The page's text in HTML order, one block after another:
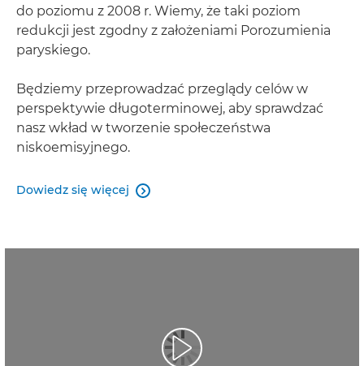
do poziomu z 2008 r. Wiemy, że taki poziom
redukcji jest zgodny z założeniami Porozumienia
paryskiego.
Będziemy przeprowadzać przeglądy celów w
perspektywie długoterminowej, aby sprawdzać
nasz wkład w tworzenie społeczeństwa
niskoemisyjnego.
Dowiedz się więcej 